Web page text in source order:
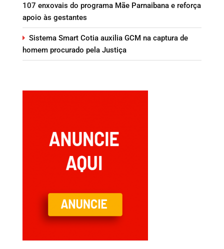
107 enxovais do programa Mãe Parnaibana e reforça
apoio às gestantes
Sistema Smart Cotia auxilia GCM na captura de
homem procurado pela Justiça